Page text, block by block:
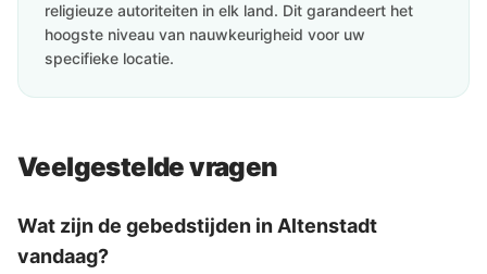
religieuze autoriteiten in elk land. Dit garandeert het
hoogste niveau van nauwkeurigheid voor uw
specifieke locatie.
Veelgestelde vragen
Wat zijn de gebedstijden in Altenstadt
vandaag?